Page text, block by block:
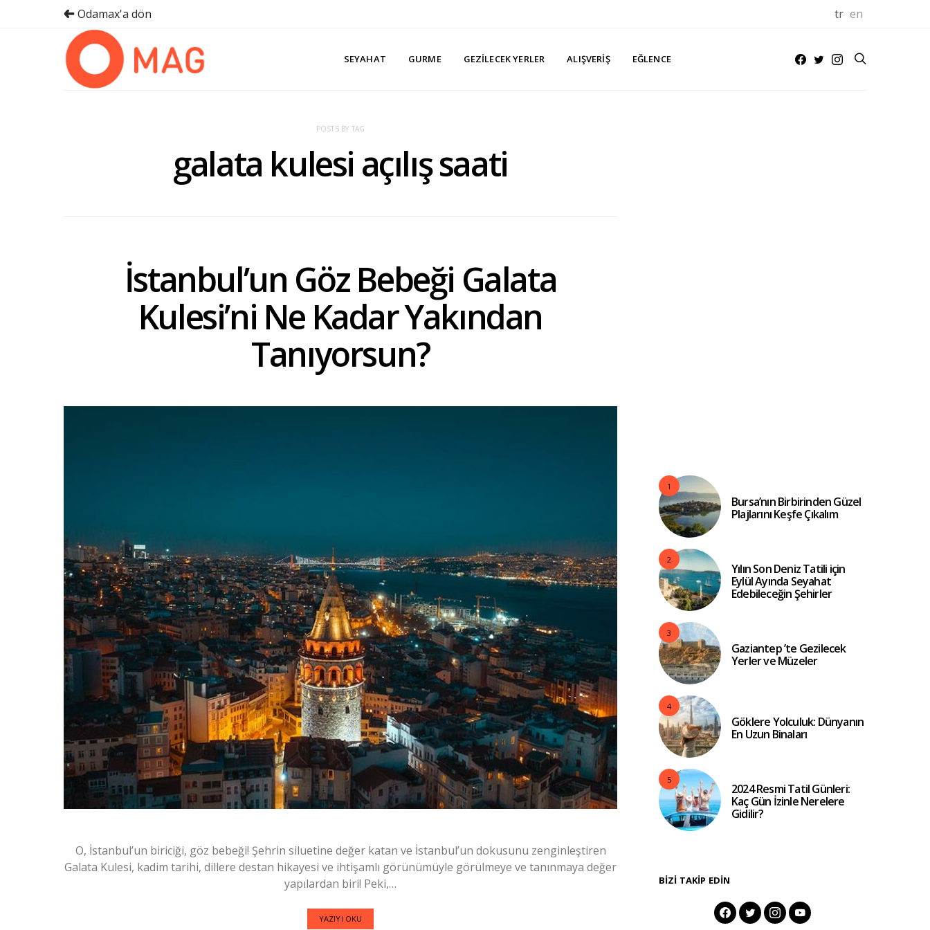
Odamax'a dön tr en
SEYAHAT GURME GEZILECEK YERLER ALIŞVERIŞ EĞLENCE
POSTS BY TAG
galata kulesi açılış saati
İstanbul’un Göz Bebeği Galata
Kulesi’ni Ne Kadar Yakından
Tanıyorsun?
O, İstanbul’un biriciği, göz bebeği! Şehrin siluetine değer katan ve İstanbul’un dokusunu zenginleştiren
Galata Kulesi, kadim tarihi, dillere destan hikayesi ve ihtişamlı görünümüyle görülmeye ve tanınmaya değer
yapılardan biri! Peki,…
YAZIYI OKU
1
Bursa’nın Birbirinden Güzel
Plajlarını Keşfe Çıkalım
2
Yılın Son Deniz Tatili için
Eylül Ayında Seyahat
Edebileceğin Şehirler
3
Gaziantep ’te Gezilecek
Yerler ve Müzeler
4
Göklere Yolculuk: Dünyanın
En Uzun Binaları
5
2024 Resmi Tatil Günleri:
Kaç Gün İzinle Nerelere
Gidilir?
BIZI TAKIP EDIN